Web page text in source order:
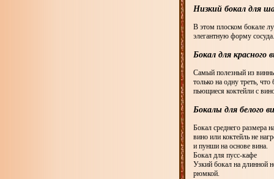
Низкий бокал для
В этом плоском бокале
элегантную форму
Бокал для красного
Самый полезный из
только на одну треть,
пьющиеся коктейли с
Бокалы для белого
Бокал среднего размера
вино или коктейль не
и пунши на основе вина.
Бокал для пусс-кафе
Узкий бокал на длинной
рюмкой.